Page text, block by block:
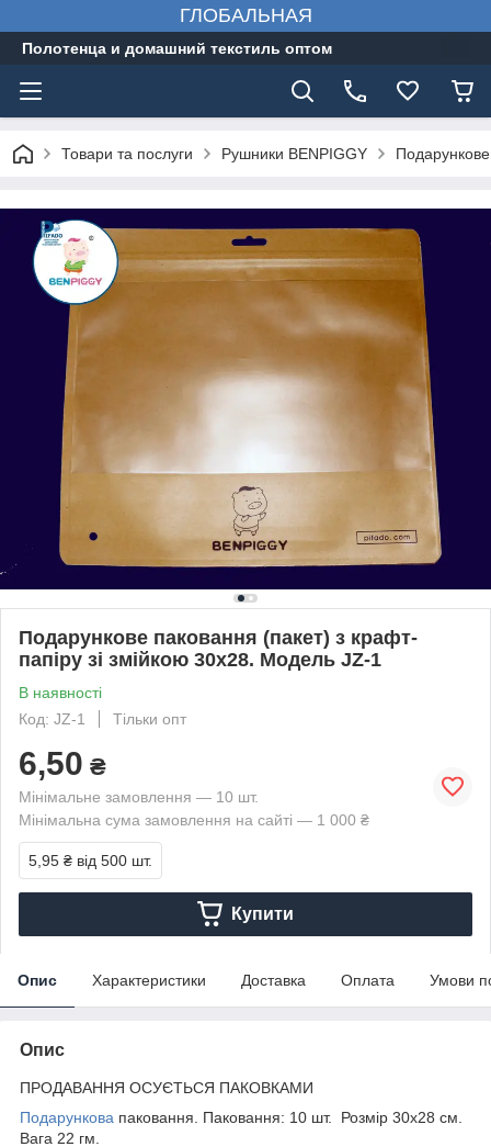
ГЛОБАЛЬНАЯ
Полотенца и домашний текстиль оптом
Товари та послуги Рушники BENPIGGY
Подарункове паковання (пакет) з крафт-
папіру зі змійкою 30х28. Модель JZ-1
В наявності
Код: JZ-1
Тільки опт
6,50 ₴
Мінімальне замовлення — 10 шт.
Мінімальна сума замовлення на сайті — 1 000 ₴
5,95 ₴ від 500 шт.
Купити
Опис Характеристики Доставка Оплата Умови
Опис
ПРОДАВАННЯ ОСУЄТЬСЯ ПАКОВКАМИ
Подарункова паковання. Паковання: 10 шт. Розмір 30х28 см.
Вага 22 гм.